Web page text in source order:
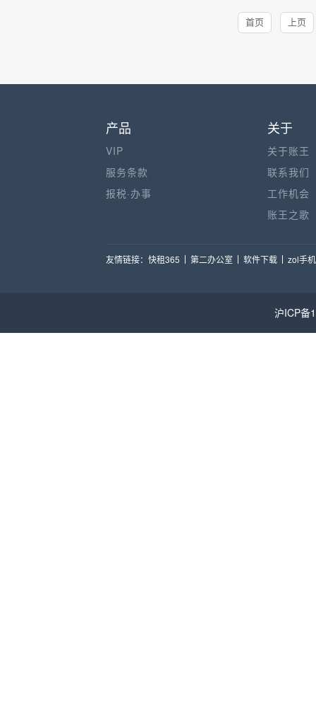
首页 上页
产品
VIP
服务条款
报税·办事
关于
关于账王
联系我们
工作机会
账王之歌
友情链接： 快租365 第二办公室 软件下载 zol手
沪ICP备